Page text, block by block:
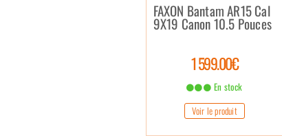
FAXON Bantam AR15 Cal
9X19 Canon 10.5 Pouces
1 599.00€
En stock
Voir le produit